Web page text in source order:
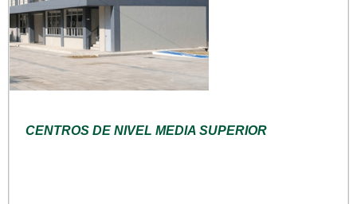
CENTROS DE NIVEL MEDIA SUPERIOR